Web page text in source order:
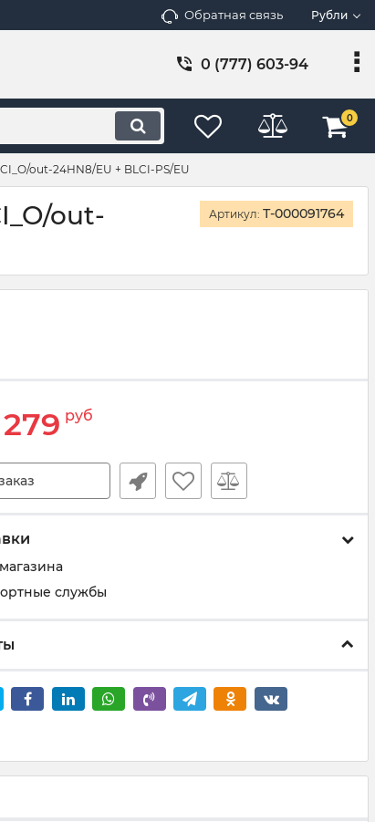
Обратная связь Рубли
0 (777) 603-94
0
out-24HN8/EU + BLCI-PS/EU
out-
Артикул: Т-000091764
руб
службы